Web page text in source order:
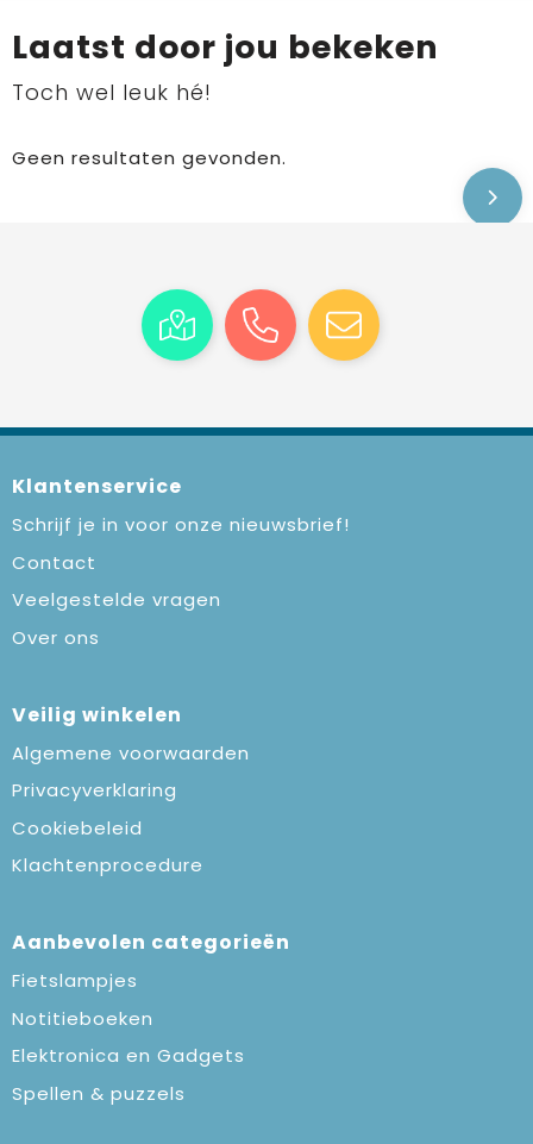
Laatst door jou bekeken
Toch wel leuk hé!
Geen resultaten gevonden.
Klantenservice
Schrijf je in voor onze nieuwsbrief!
Contact
Veelgestelde vragen
Over ons
Veilig winkelen
Algemene voorwaarden
Privacyverklaring
Cookiebeleid
Klachtenprocedure
Aanbevolen categorieën
Fietslampjes
Notitieboeken
Elektronica en Gadgets
Spellen & puzzels